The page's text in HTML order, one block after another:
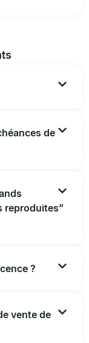
de
reproduites”
?
vente de